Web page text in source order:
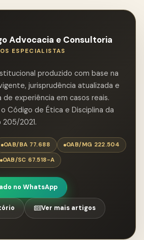
Advocacia e Consultoria
ESPECIALISTAS
produzido com base na
jurisprudência atualizada e
experiência em casos reais.
Código de Ética e Disciplina da
2021.
OAB/BA 77.688
OAB/MG 222.504
OAB/SC 67.518-A
no WhatsApp
Ver mais artigos